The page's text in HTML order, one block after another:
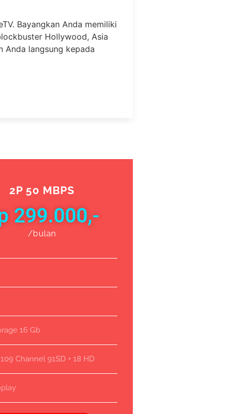
Bayangkan Anda memiliki
Hollywood, Asia
Anda langsung kepada
2P 50 MBPS
299.000,-
/bulan
16 Gb
Channel 91SD + 18 HD